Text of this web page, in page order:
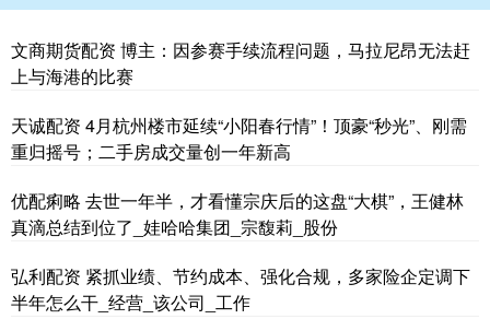
文商期货配资 博主：因参赛手续流程问题，马拉尼昂无法赶
上与海港的比赛
天诚配资 4月杭州楼市延续“小阳春行情”！顶豪“秒光”、刚需
重归摇号；二手房成交量创一年新高
优配痢略 去世一年半，才看懂宗庆后的这盘“大棋”，王健林
真滴总结到位了_娃哈哈集团_宗馥莉_股份
弘利配资 紧抓业绩、节约成本、强化合规，多家险企定调下
半年怎么干_经营_该公司_工作